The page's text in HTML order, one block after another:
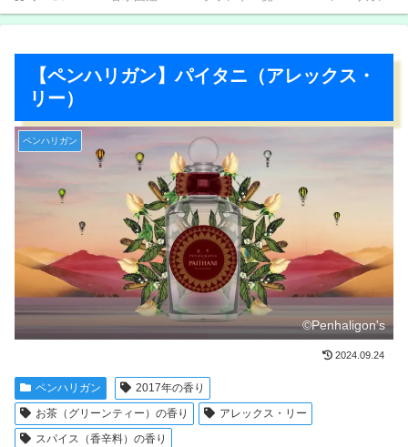
【ペンハリガン】パイタニ（アレックス・
リー）
ペンハリガン
©Penhaligon's
2024.09.24
ペンハリガン
2017年の香り
お茶（グリーンティー）の香り
アレックス・リー
スパイス（香辛料）の香り